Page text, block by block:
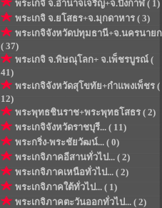
พระเกจิ จ.อำนาจเจริญ+จ.บึงกาฬ ( 1)
พระเกจิ จ.ยโสธร+จ.มุกดาหาร ( 3)
พระเกจิจังหวัดปทุมธานี+จ.นครนายก
( 37)
พระเกจิ จ.พิษณุโลก+ จ.เพ็ชรบูรณ์ (
41)
พระเกจิจังหวัดสุโขทัย+กำแพงเพ็ชร (
12)
พระพุทธชินราช+พระพุทธโสธร ( 2)
พระเกจิจังหวัดราชบุรี... ( 11)
พระกริ่ง-พระชัยวัฒน์... ( 0)
พระเกจิภาคอีสานทั่วไป... ( 2)
พระเกจิภาคเหนือทั่วไป... ( 2)
พระเกจิภาคใต้ทั่วไป... ( 1)
พระเกจิภาคตะวันออกทั่วไป... ( 2)